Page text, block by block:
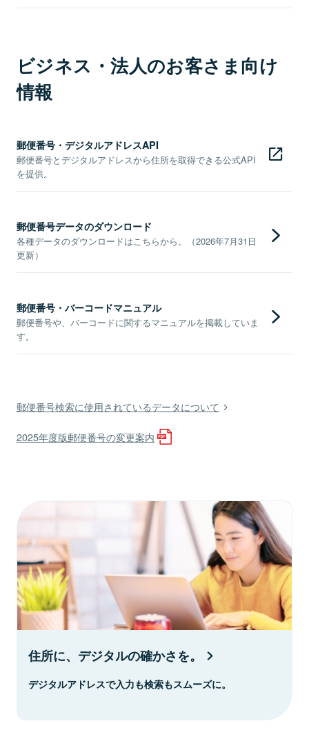
ビジネス・法人のお客さま向け
情報
郵便番号・デジタルアドレスAPI
郵便番号とデジタルアドレスから住所を取得できる公式API
を提供。
郵便番号データのダウンロード
各種データのダウンロードはこちらから。（2026年7月31日
更新）
郵便番号・バーコードマニュアル
郵便番号や、バーコードに関するマニュアルを掲載していま
す。
郵便番号検索に使用されているデータについて
2025年度版郵便番号の変更案内
住所に、デジタルの確かさを。
デジタルアドレスで入力も検索もスムーズに。